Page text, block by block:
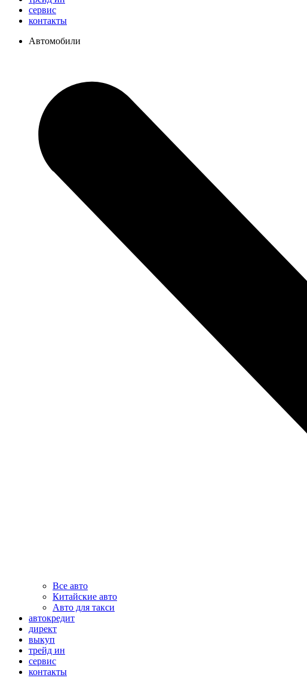
сервис
контакты
Автомобили
Все авто
Китайские авто
Авто для такси
автокредит
директ
выкуп
трейд ин
сервис
контакты